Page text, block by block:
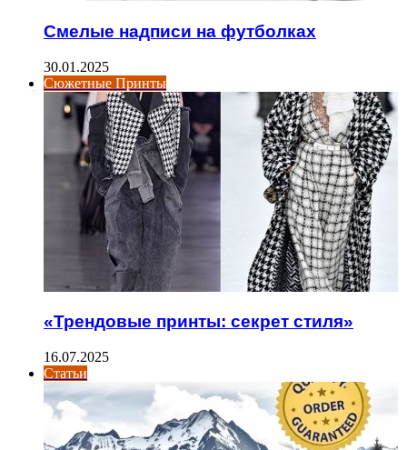
Смелые надписи на футболках
30.01.2025
Сюжетные Принты
«Трендовые принты: секрет стиля»
16.07.2025
Статьи